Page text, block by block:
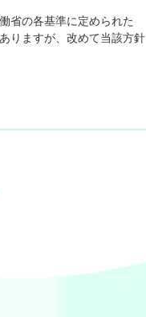
省の各基準に定められた
りますが、改めて当該方針